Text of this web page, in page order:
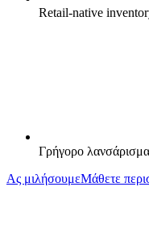
Retail-native
Γρήγορο
Ας μιλήσουμεΜάθετε